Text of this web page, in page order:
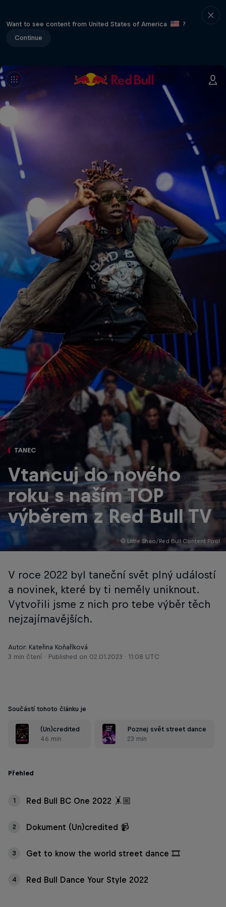
Want to see content from United States of America
?
Continue
© Little Shao/Red Bull Content Pool
TANEC
Vtancuj do nového
roku s naším TOP
výběrem z Red Bull TV
V roce 2022 byl taneční svět plný událostí
a novinek, které by ti neměly uniknout.
Vytvořili jsme z nich pro tebe výběr těch
nejzajímavějších.
Autor: Kateřina Koňaříková
3 min čtení
Published on 02.01.2023 · 11:08 UTC
Součástí tohoto článku je
(Un)credited
46 min
Poznej svět street dance
23 min
Přehled
1 Red Bull BC One 2022 🤸🏼
2 Dokument (Un)credited 📹
3 Get to know the world street dance 🎞️
4 Red Bull Dance Your Style 2022